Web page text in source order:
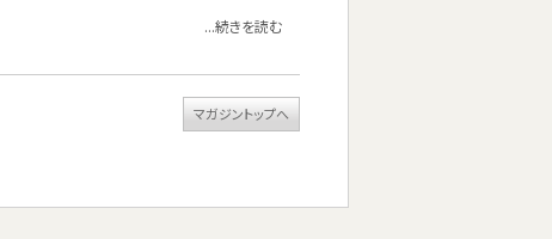
...続きを読む
マガジントップへ